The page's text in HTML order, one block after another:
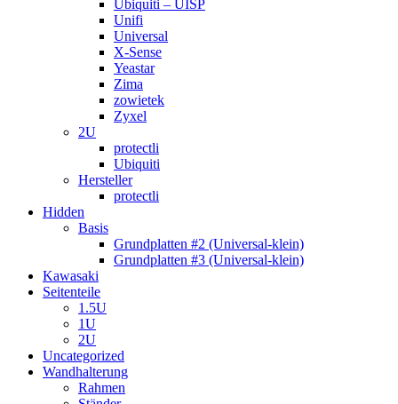
Ubiquiti – UISP
Unifi
Universal
X-Sense
Yeastar
Zima
zowietek
Zyxel
2U
protectli
Ubiquiti
Hersteller
protectli
Hidden
Basis
Grundplatten #2 (Universal-klein)
Grundplatten #3 (Universal-klein)
Kawasaki
Seitenteile
1.5U
1U
2U
Uncategorized
Wandhalterung
Rahmen